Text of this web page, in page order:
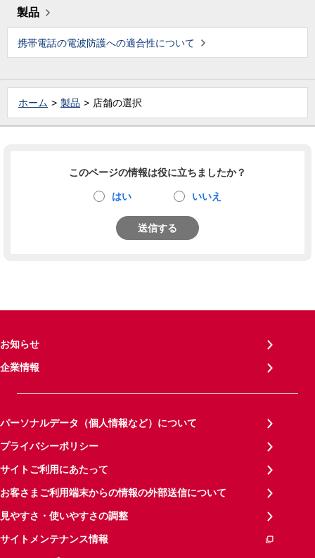
製品
携帯電話の電波防護への適合性について
ホーム 製品 店舗の選択
このページの情報は役に立ちましたか？
はい いいえ
送信する
お知らせ
企業情報
パーソナルデータ（個人情報など）について
プライバシーポリシー
サイトご利用にあたって
お客さまご利用端末からの情報の外部送信について
見やすさ・使いやすさの調整
サイトメンテナンス情報